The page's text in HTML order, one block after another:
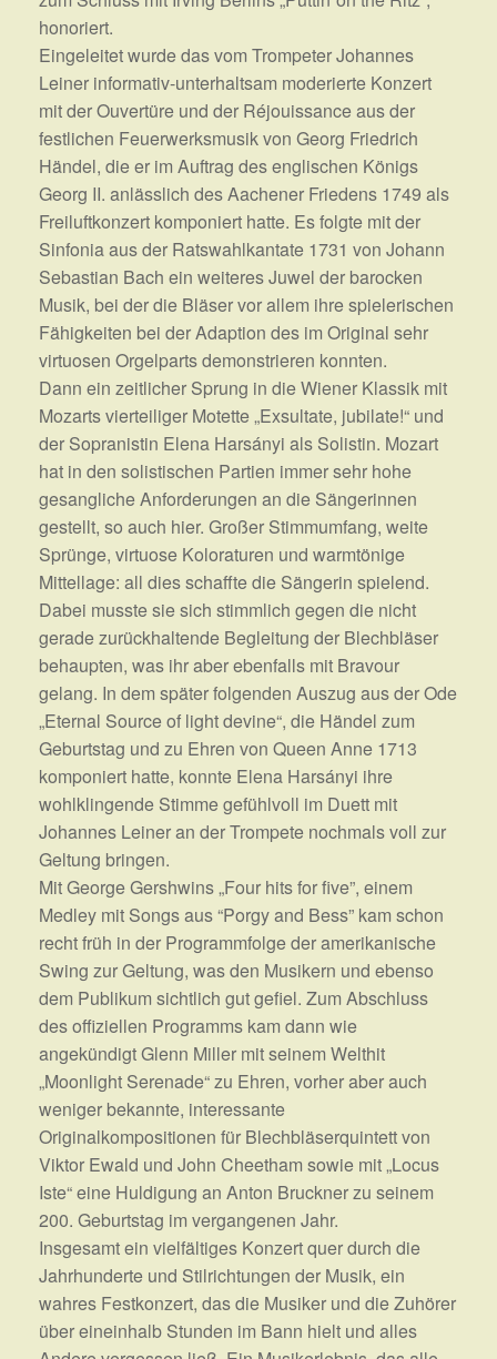
honoriert.
Eingeleitet wurde das vom Trompeter Johannes
Leiner informativ-unterhaltsam moderierte Konzert
mit der Ouvertüre und der Réjouissance aus der
festlichen Feuerwerksmusik von Georg Friedrich
Händel, die er im Auftrag des englischen Königs
Georg II. anlässlich des Aachener Friedens 1749 als
Freiluftkonzert komponiert hatte. Es folgte mit der
Sinfonia aus der Ratswahlkantate 1731 von Johann
Sebastian Bach ein weiteres Juwel der barocken
Musik, bei der die Bläser vor allem ihre spielerischen
Fähigkeiten bei der Adaption des im Original sehr
virtuosen Orgelparts demonstrieren konnten.
Dann ein zeitlicher Sprung in die Wiener Klassik mit
Mozarts vierteiliger Motette „Exsultate, jubilate!“ und
der Sopranistin Elena Harsányi als Solistin. Mozart
hat in den solistischen Partien immer sehr hohe
gesangliche Anforderungen an die Sängerinnen
gestellt, so auch hier. Großer Stimmumfang, weite
Sprünge, virtuose Koloraturen und warmtönige
Mittellage: all dies schaffte die Sängerin spielend.
Dabei musste sie sich stimmlich gegen die nicht
gerade zurückhaltende Begleitung der Blechbläser
behaupten, was ihr aber ebenfalls mit Bravour
gelang. In dem später folgenden Auszug aus der Ode
„Eternal Source of light devine“, die Händel zum
Geburtstag und zu Ehren von Queen Anne 1713
komponiert hatte, konnte Elena Harsányi ihre
wohlklingende Stimme gefühlvoll im Duett mit
Johannes Leiner an der Trompete nochmals voll zur
Geltung bringen.
Mit George Gershwins „Four hits for five”, einem
Medley mit Songs aus “Porgy and Bess” kam schon
recht früh in der Programmfolge der amerikanische
Swing zur Geltung, was den Musikern und ebenso
dem Publikum sichtlich gut gefiel. Zum Abschluss
des offiziellen Programms kam dann wie
angekündigt Glenn Miller mit seinem Welthit
„Moonlight Serenade“ zu Ehren, vorher aber auch
weniger bekannte, interessante
Originalkompositionen für Blechbläserquintett von
Viktor Ewald und John Cheetham sowie mit „Locus
Iste“ eine Huldigung an Anton Bruckner zu seinem
200. Geburtstag im vergangenen Jahr.
Insgesamt ein vielfältiges Konzert quer durch die
Jahrhunderte und Stilrichtungen der Musik, ein
wahres Festkonzert, das die Musiker und die Zuhörer
über eineinhalb Stunden im Bann hielt und alles